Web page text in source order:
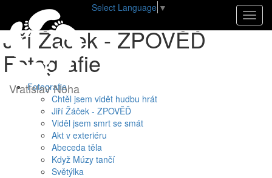
Vratislav Noha
Select Language ▼
E-shop• Fotografie•Jiří Žáček - ZPOVĚĎ
Jiří Žáček - ZPOVĚĎ
Fotografie
Fotografie
Chtěl jsem vidět hudbu hrát
Jiří Žáček - ZPOVĚĎ
Viděl jsem smrt se smát
Akt v exteriéru
Abeceda těla
Když Múzy tančí
Světýlka